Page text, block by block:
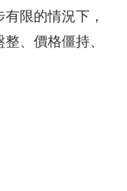
限的情況下，
、價格僵持、